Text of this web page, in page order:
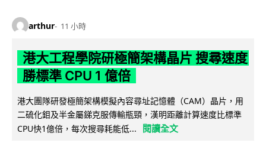
arthur 11 小時
港大工程學院研極簡架構晶片 搜尋速度
勝標準 CPU 1 億倍
港大團隊研發極簡架構模擬內容尋址記憶體（CAM）晶片，用
二硫化鉬及半金屬銻克服傳輸瓶頸，漢明距離計算速度比標準
CPU快1億倍，每次搜尋耗能低...
閱讀全文